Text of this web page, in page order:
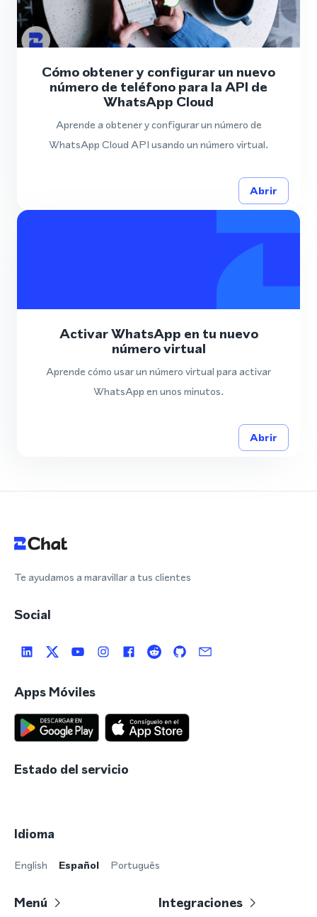
Cómo obtener y configurar un nuevo
número de teléfono para la API de
WhatsApp Cloud
Aprende a obtener y configurar un número de
WhatsApp Cloud API usando un número virtual.
Abrir
Activar WhatsApp en tu nuevo
número virtual
Aprende cómo usar un número virtual para activar
WhatsApp en unos minutos.
Abrir
Te ayudamos a maravillar a tus clientes
Social
Apps Móviles
Estado del servicio
Idioma
English Español Português
Menú Integraciones